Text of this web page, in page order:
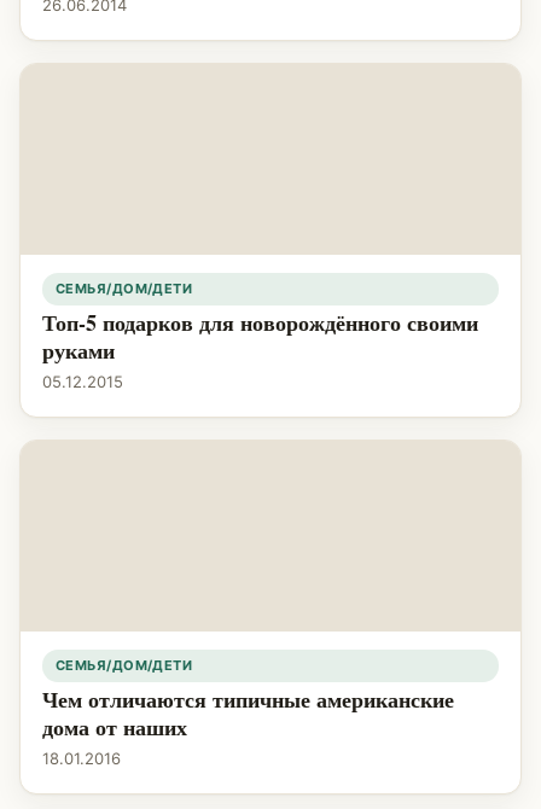
26.06.2014
СЕМЬЯ/ДОМ/ДЕТИ
Топ-5 подарков для новорождённого своими
руками
05.12.2015
СЕМЬЯ/ДОМ/ДЕТИ
Чем отличаются типичные американские
дома от наших
18.01.2016